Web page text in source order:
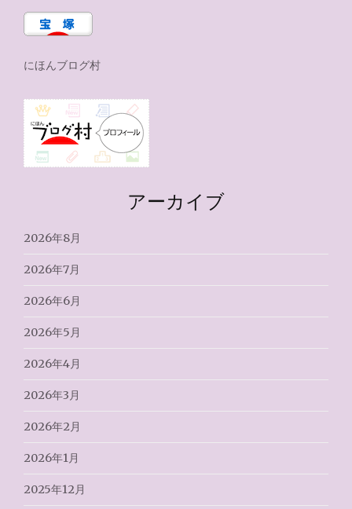
にほんブログ村
アーカイブ
2026年8月
2026年7月
2026年6月
2026年5月
2026年4月
2026年3月
2026年2月
2026年1月
2025年12月